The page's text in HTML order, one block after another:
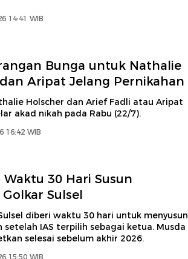
14:41 WIB
Bunga untuk Nathalie
Aripat Jelang Pernikahan
Holscher dan Arief Fadli atau Aripat
akad nikah pada Rabu (22/7).
16:42 WIB
Waktu 30 Hari Susun
Sulsel
diberi waktu 30 hari untuk menyusun
setelah IAS terpilih sebagai ketua. Musda
selesai sebelum akhir 2026.
15:50 WIB